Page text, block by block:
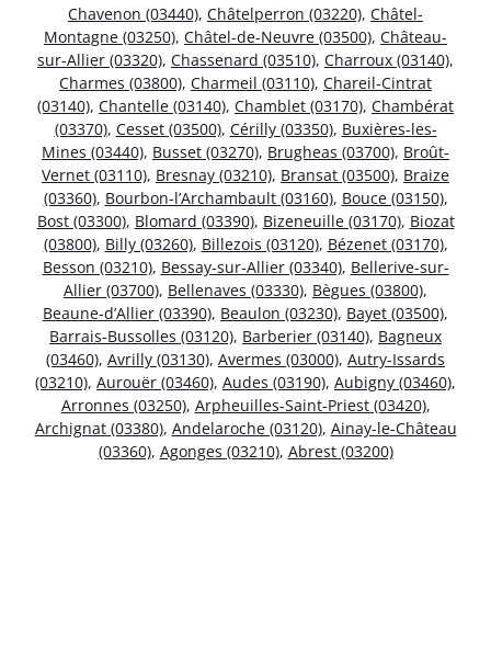
Chavenon (03440), Châtelperron (03220), Châtel-
Montagne (03250), Châtel-de-Neuvre (03500), Château-
sur-Allier (03320), Chassenard (03510), Charroux (03140),
Charmes (03800), Charmeil (03110), Chareil-Cintrat
(03140), Chantelle (03140), Chamblet (03170), Chambérat
(03370), Cesset (03500), Cérilly (03350), Buxières-les-
Mines (03440), Busset (03270), Brugheas (03700), Broût-
Vernet (03110), Bresnay (03210), Bransat (03500), Braize
(03360), Bourbon-l’Archambault (03160), Bouce (03150),
Bost (03300), Blomard (03390), Bizeneuille (03170), Biozat
(03800), Billy (03260), Billezois (03120), Bézenet (03170),
Besson (03210), Bessay-sur-Allier (03340), Bellerive-sur-
Allier (03700), Bellenaves (03330), Bègues (03800),
Beaune-d’Allier (03390), Beaulon (03230), Bayet (03500),
Barrais-Bussolles (03120), Barberier (03140), Bagneux
(03460), Avrilly (03130), Avermes (03000), Autry-Issards
(03210), Aurouër (03460), Audes (03190), Aubigny (03460),
Arronnes (03250), Arpheuilles-Saint-Priest (03420),
Archignat (03380), Andelaroche (03120), Ainay-le-Château
(03360), Agonges (03210), Abrest (03200)